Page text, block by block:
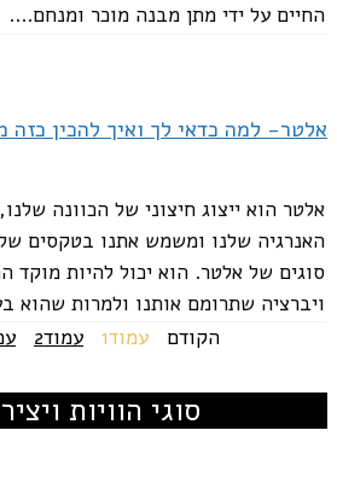
החיים על ידי מתן מבנה מוכר ומנחם....
אלטר- למה כדאי לך ואיך להכין כזה
אלטר הוא ייצוג חיצוני של הכוונה
סוגים של אלטר. הוא יכול להיות מוקד
ויברציה שתרומם אותנו ולמרות שהוא
הקודם
עמוד1 עמוד2
סוגי הוויות